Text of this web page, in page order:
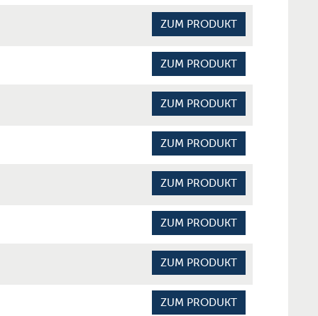
ZUM PRODUKT
ZUM PRODUKT
ZUM PRODUKT
ZUM PRODUKT
ZUM PRODUKT
ZUM PRODUKT
ZUM PRODUKT
ZUM PRODUKT